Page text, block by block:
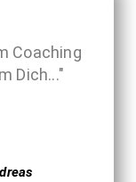
Coaching
Dich..."